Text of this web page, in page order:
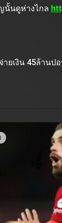
นั้นดูห่างไกล
ายเงิน 45ล้าน